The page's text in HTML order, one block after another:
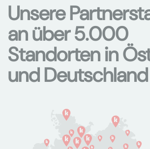
Unsere
an über 5.000
Standorten in
und Deutschland